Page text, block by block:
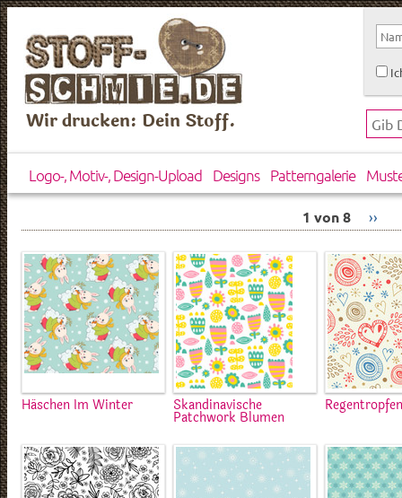
Wir drucken: Dein Stoff.
Logo-, Motiv-, Design-Upload Designs Patterngalerie
1 von 8 ››
Häschen Im Winter Skandinavische
Patchwork Blumen